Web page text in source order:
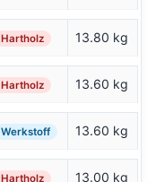
Hartholz 13.80 kg
Hartholz 13.60 kg
Werkstoff 13.60 kg
Hartholz 13.00 kg